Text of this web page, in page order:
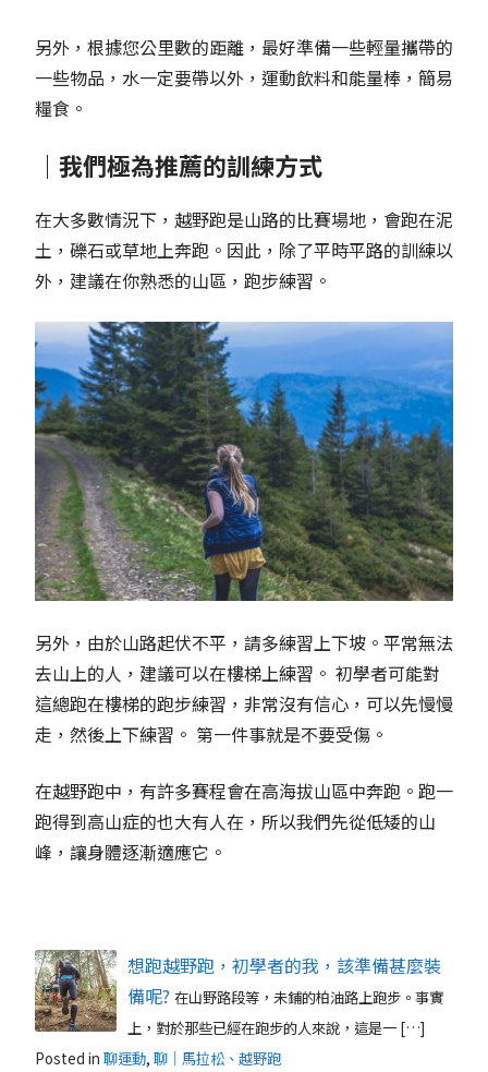
另外，根據您公里數的距離，最好準備一些輕量攜帶的
一些物品，水一定要帶以外，運動飲料和能量棒，簡易
糧食。
｜我們極為推薦的訓練方式
在大多數情況下，越野跑是山路的比賽場地，會跑在泥
土，礫石或草地上奔跑。因此，除了平時平路的訓練以
外，建議在你熟悉的山區，跑步練習。
另外，由於山路起伏不平，請多練習上下坡。平常無法
去山上的人，建議可以在樓梯上練習。 初學者可能對
這總跑在樓梯的跑步練習，非常沒有信心，可以先慢慢
走，然後上下練習。 第一件事就是不要受傷。
在越野跑中，有許多賽程會在高海拔山區中奔跑。跑一
跑得到高山症的也大有人在，所以我們先從低矮的山
峰，讓身體逐漸適應它。
想跑越野跑，初學者的我，該準備甚麼裝
備呢? 在山野路段等，未鋪的柏油路上跑步。事實
上，對於那些已經在跑步的人來說，這是一 […]
Posted in 聊運動, 聊｜馬拉松、越野跑